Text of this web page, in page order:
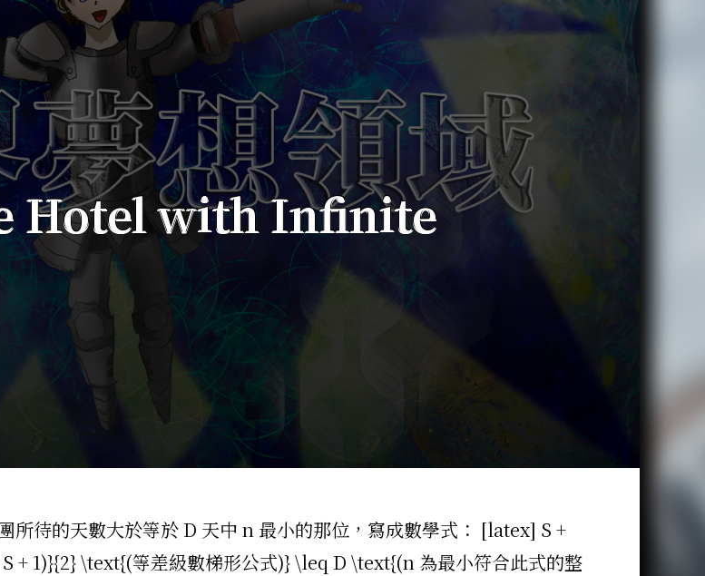
Hotel with Infinite
所待的天數大於等於 D 天中 n 最小的那位，寫成數學式： [latex] S +
+ 1)}{2} \text{(等差級數梯形公式)} \leq D \text{(n 為最小符合此式的整